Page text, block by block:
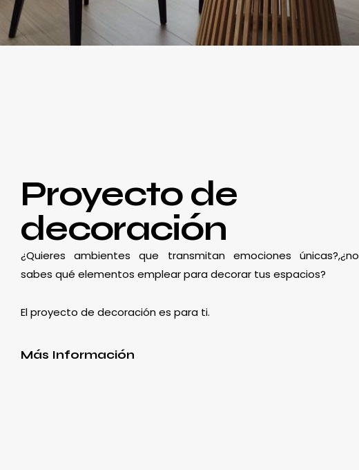
Proyecto de
decoración
¿Quieres ambientes que transmitan emociones únicas?,¿no
sabes qué elementos emplear para decorar tus espacios?
El proyecto de decoración es para ti.
Más Información